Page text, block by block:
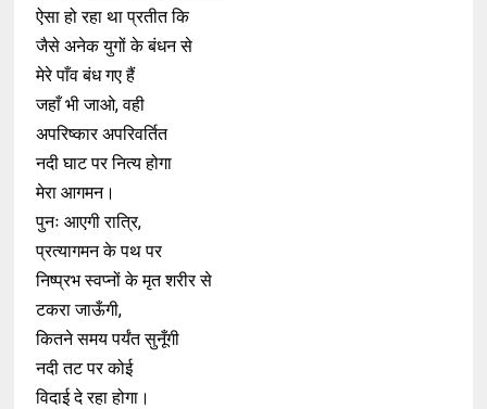
ऐसा हो रहा था प्रतीत कि
जैसे अनेक युगों के बंधन से
मेरे पाँव बंध गए हैं
जहाँ भी जाओ, वही
अपरिष्कार अपरिवर्तित
नदी घाट पर नित्य होगा
मेरा आगमन।
पुनः आएगी रात्रि,
प्रत्यागमन के पथ पर
निष्प्रभ स्वप्नों के मृत शरीर से
टकरा जाऊँगी,
कितने समय पर्यंत सुनूँगी
नदी तट पर कोई
विदाई दे रहा होगा।